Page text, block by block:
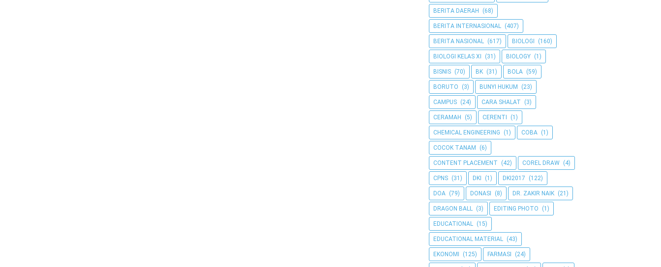
BERITA DAERAH (68)
BERITA INTERNASIONAL (407)
BERITA NASIONAL (617) BIOLOGI (160)
BIOLOGI KELAS XI (31) BIOLOGY (1)
BISNIS (70) BK (31) BOLA (59)
BORUTO (3) BUNYI HUKUM (23)
CAMPUS (24) CARA SHALAT (3)
CERAMAH (5) CERENTI (1)
CHEMICAL ENGINEERING (1) COBA (1)
COCOK TANAM (6)
CONTENT PLACEMENT (42) COREL DRAW (4)
CPNS (31) DKI (1) DKI2017 (122)
DOA (79) DONASI (8) DR. ZAKIR NAIK (21)
DRAGON BALL (3) EDITING PHOTO (1)
EDUCATIONAL (15)
EDUCATIONAL MATERIAL (43)
EKONOMI (125) FARMASI (24)